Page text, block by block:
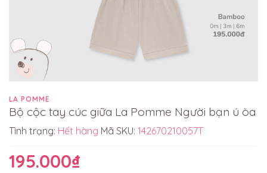
LA POMME
Bộ cộc tay cúc giữa La Pomme Người bạn ú òa
Tình trạng: Hết hàng Mã SKU: 142670210057T
195.000₫